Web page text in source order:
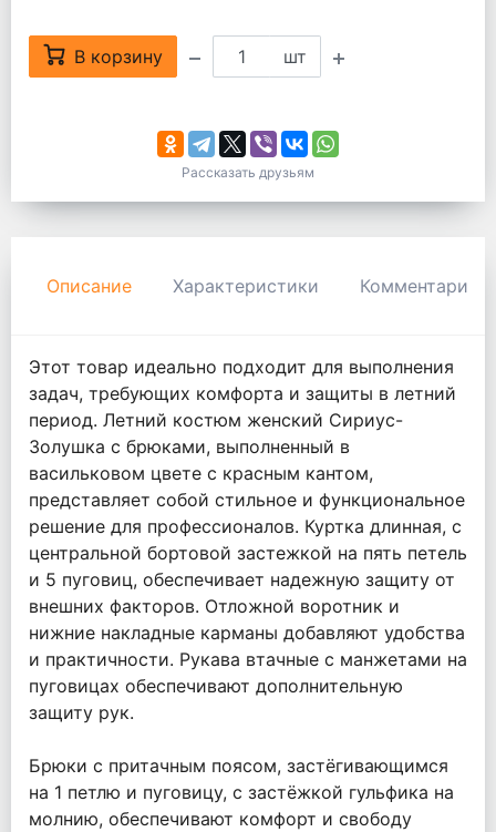
В корзину шт
Рассказать друзьям
Описание Характеристики Комментарии
Этот товар идеально подходит для выполнения
задач, требующих комфорта и защиты в летний
период. Летний костюм женский Сириус-
Золушка с брюками, выполненный в
васильковом цвете с красным кантом,
представляет собой стильное и функциональное
решение для профессионалов. Куртка длинная, с
центральной бортовой застежкой на пять петель
и 5 пуговиц, обеспечивает надежную защиту от
внешних факторов. Отложной воротник и
нижние накладные карманы добавляют удобства
и практичности. Рукава втачные с манжетами на
пуговицах обеспечивают дополнительную
защиту рук.
Брюки с притачным поясом, застёгивающимся
на 1 петлю и пуговицу, с застёжкой гульфика на
молнию, обеспечивают комфорт и свободу